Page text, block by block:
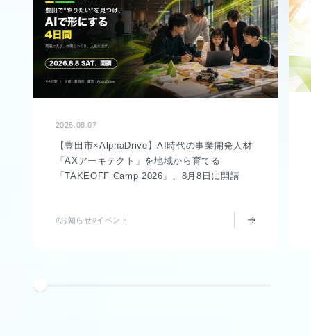
2026.08.07
【豊田市×AlphaDrive】AI時代の事業開発人材
「AXアーキテクト」を地域から育てる
「TAKEOFF Camp 2026」、8月8日に開講
#お知らせ#イベント